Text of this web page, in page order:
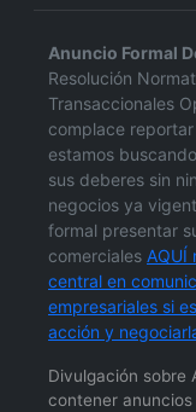
Anuncio Formal
Resolución
Transaccionales
complace
estamos
sus deberes sin
negocios ya
formal presentar
comerciales AQUÍ
central en
empresariales si
acción y
Divulgación sobre
contener